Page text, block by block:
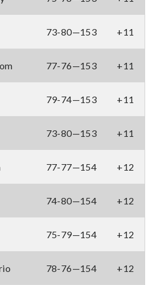
73-80—153 +11
77-76—153 +11
79-74—153 +11
73-80—153 +11
77-77—154 +12
74-80—154 +12
75-79—154 +12
78-76—154 +12